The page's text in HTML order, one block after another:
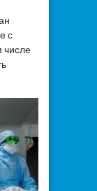
с
числе